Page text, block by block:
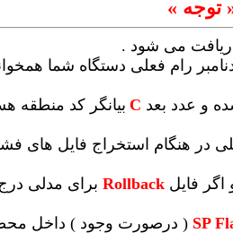
توجه »
می شود .
رام فعلی دستگاه شما
و عدد بعد C بیانگر کد منطقه
در هنگام استخراج فایل
اگر فایل Rollback برای مدلی
SP ( درصورت وجود ) داخل